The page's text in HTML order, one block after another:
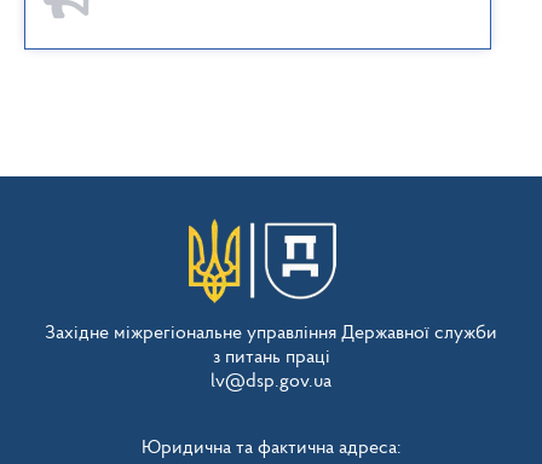
Західне міжрегіональне управління Державної служби
з питань праці
lv@dsp.gov.ua
Юридична та фактична адреса: